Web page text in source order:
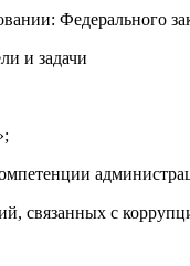
Федерального
и задачи
связанных с